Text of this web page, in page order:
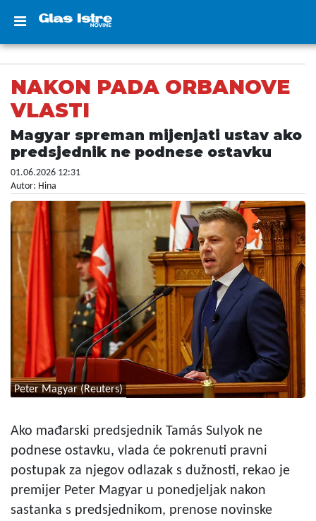
NAKON PADA ORBANOVE
VLASTI
Magyar spreman mijenjati ustav ako
predsjednik ne podnese ostavku
01.06.2026 12:31
Autor: Hina
Peter Magyar (Reuters)
Ako mađarski predsjednik Tamás Sulyok ne
podnese ostavku, vlada će pokrenuti pravni
postupak za njegov odlazak s dužnosti, rekao je
premijer Peter Magyar u ponedjeljak nakon
sastanka s predsjednikom, prenose novinske